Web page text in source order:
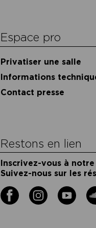
Espace pro
Privatiser une salle
Informations
Contact presse
Restons en lien
Inscrivez-vous à
Suivez-nous sur les